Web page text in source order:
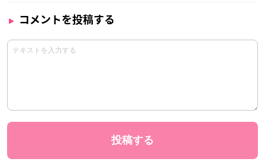
コメントを投稿する